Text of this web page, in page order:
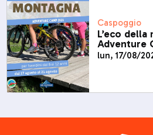
Caspoggio
L’eco della
Adventure
lun, 17/08/